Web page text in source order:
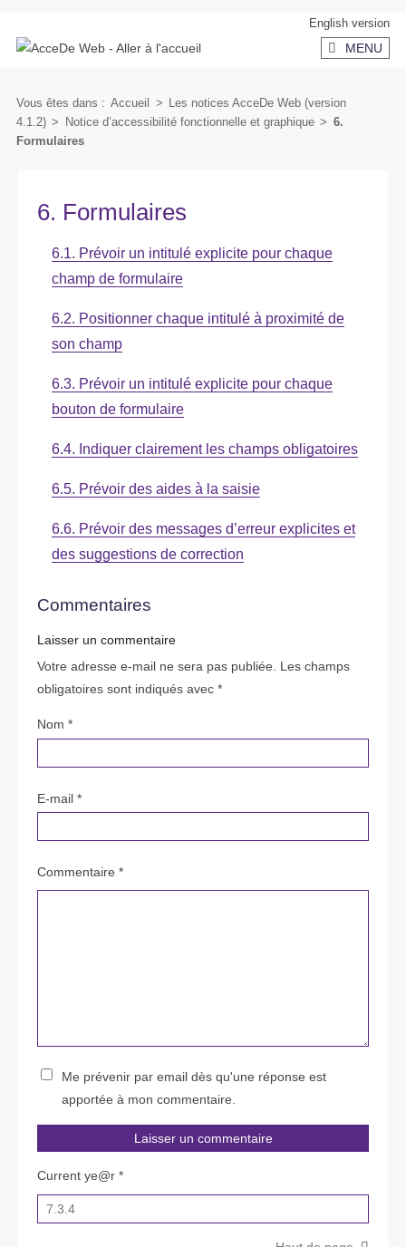
au
au
English version
MENU
Vous êtes dans : Accueil > Les notices AcceDe Web (version
4.1.2) > Notice d’accessibilité fonctionnelle et graphique > 6.
Formulaires
6. Formulaires
6.1. Prévoir un intitulé explicite pour chaque
champ de formulaire
6.2. Positionner chaque intitulé à proximité de
son champ
6.3. Prévoir un intitulé explicite pour chaque
bouton de formulaire
6.4. Indiquer clairement les champs obligatoires
6.5. Prévoir des aides à la saisie
6.6. Prévoir des messages d’erreur explicites et
des suggestions de correction
Commentaires
Laisser un commentaire
Votre adresse e-mail ne sera pas publiée.
Les champs
obligatoires sont indiqués avec *
Nom *
E-mail *
Commentaire *
Me prévenir par email dès qu'une réponse est
apportée à mon commentaire.
Current ye@r *